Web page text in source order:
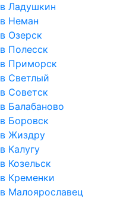
в Ладушкин
в Неман
в Озерск
в Полесск
в Приморск
в Светлый
в Советск
в Балабаново
в Боровск
в Жиздру
в Калугу
в Козельск
в Кременки
в Малоярославец